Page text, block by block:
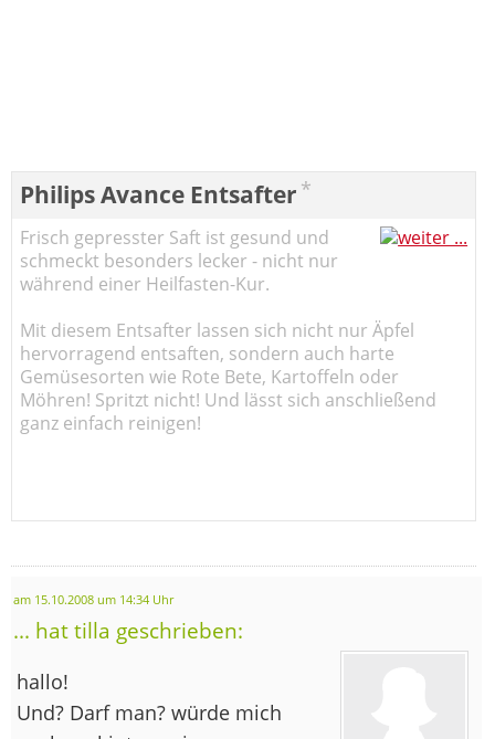
Philips Avance Entsafter *
Frisch gepresster Saft ist gesund und
schmeckt besonders lecker - nicht nur
während einer Heilfasten-Kur.
Mit diesem Entsafter lassen sich nicht nur Äpfel
hervorragend entsaften, sondern auch harte
Gemüsesorten wie Rote Bete, Kartoffeln oder
Möhren! Spritzt nicht! Und lässt sich anschließend
ganz einfach reinigen!
am 15.10.2008 um 14:34 Uhr
... hat tilla geschrieben:
hallo!
Und? Darf man? würde mich